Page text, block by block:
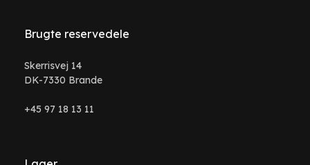
Brugte reservedele
Skerrisvej 14
DK-7330 Brande
+45 97 18 13 11